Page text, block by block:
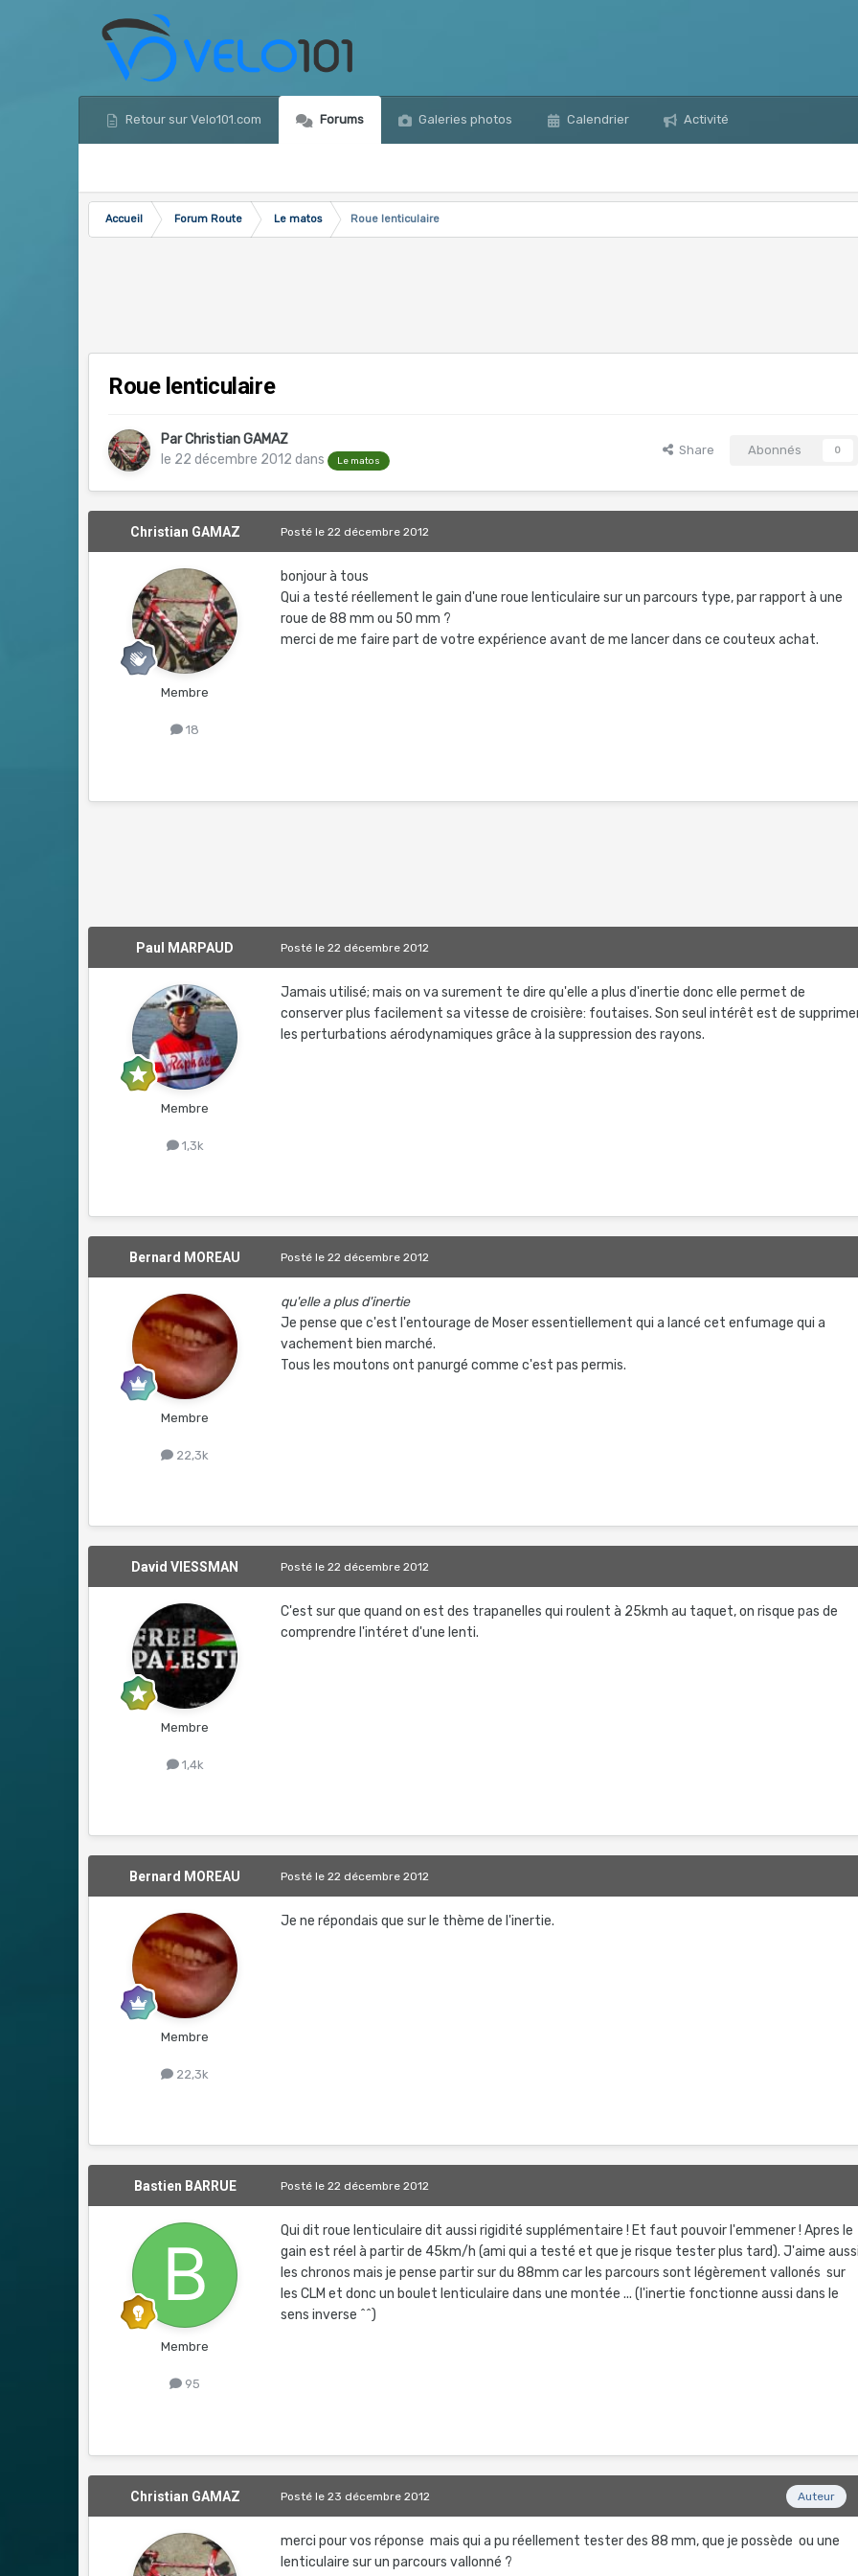
Retour sur Velo101.com Forums Galeries photos Calendrier Activité
Accueil Forum Route Le matos Roue lenticulaire
Roue lenticulaire
ParChristian GAMAZ
le 22 décembre 2012 dans Le matos
Share Abonnés 0
Christian GAMAZ
Membre
18
Postéle 22 décembre 2012
bonjour à tous
Qui a testé réellement le gain d'une roue lenticulaire sur un parcours type, par rapport à une
roue de 88 mm ou 50 mm ?
merci de me faire part de votre expérience avant de me lancer dans ce couteux achat.
Paul MARPAUD
Membre
1,3k
Postéle 22 décembre 2012
Jamais utilisé; mais on va surement te dire qu'elle a plus d'inertie donc elle permet de
conserver plus facilement sa vitesse de croisière: foutaises. Son seul intérêt est de
les perturbations aérodynamiques grâce à la suppression des rayons.
Bernard MOREAU
Membre
22,3k
Postéle 22 décembre 2012
qu'elle a plus d'inertie
Je pense que c'est l'entourage de Moser essentiellement qui a lancé cet enfumage qui a
vachement bien marché.
Tous les moutons ont panurgé comme c'est pas permis.
David VIESSMAN
Membre
1,4k
Postéle 22 décembre 2012
C'est sur que quand on est des trapanelles qui roulent à 25kmh au taquet, on risque pas de
comprendre l'intéret d'une lenti.
Bernard MOREAU
Membre
22,3k
Postéle 22 décembre 2012
Je ne répondais que sur le thème de l'inertie.
Bastien BARRUE
Membre
95
Postéle 22 décembre 2012
Qui dit roue lenticulaire dit aussi rigidité supplémentaire ! Et faut pouvoir l'emmener ! Apres le
gain est réel à partir de 45km/h (ami qui a testé et que je risque tester plus tard). J'aime
les chronos mais je pense partir sur du 88mm car les parcours sont légèrement vallonés sur
les CLM et donc un boulet lenticulaire dans une montée ... (l'inertie fonctionne aussi dans le
sens inverse ^^)
Christian GAMAZ Auteur
Postéle 23 décembre 2012
merci pour vos réponse mais qui a pu réellement tester des 88 mm, que je possède ou une
lenticulaire sur un parcours vallonné ?